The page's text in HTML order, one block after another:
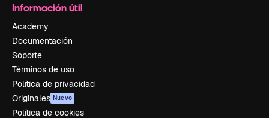
Información útil
Academy
Documentación
Soporte
Términos de uso
Política de privacidad
Originales Nuevo
Política de cookies